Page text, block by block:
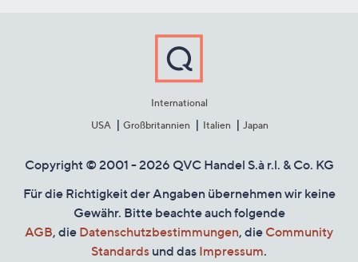
International
USA
Großbritannien Italien Japan
Copyright © 2001 - 2026 QVC Handel S.à r.l. & Co. KG
Für die Richtigkeit der Angaben übernehmen wir keine
Gewähr. Bitte beachte auch folgende
AGB, die Datenschutzbestimmungen, die Community
Standards und das Impressum.